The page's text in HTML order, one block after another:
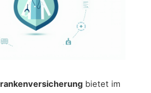
bietet im